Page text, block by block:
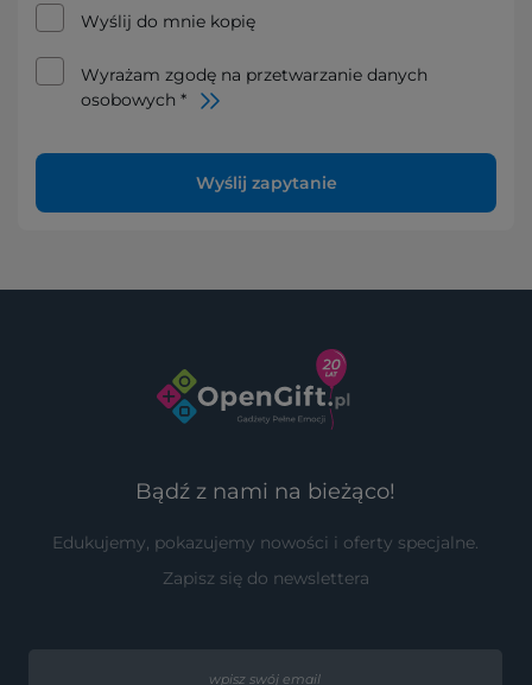
Wyślij do mnie kopię
Wyrażam zgodę na przetwarzanie danych
osobowych *
Wyślij zapytanie
Bądź z nami na bieżąco!
Edukujemy, pokazujemy nowości i oferty specjalne.
Zapisz się do newslettera